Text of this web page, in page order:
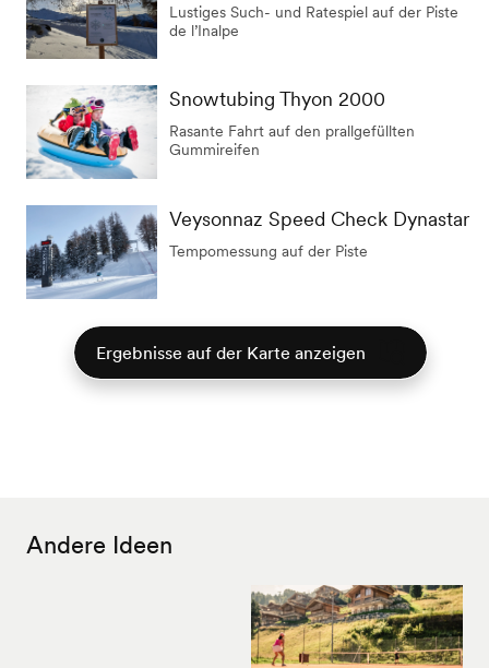
Lustiges Such- und Ratespiel auf der Piste
de l’Inalpe
Snowtubing Thyon 2000
Rasante Fahrt auf den prallgefüllten
Gummireifen
Veysonnaz Speed Check Dynastar
Tempomessung auf der Piste
Ergebnisse auf der Karte anzeigen
Andere Ideen